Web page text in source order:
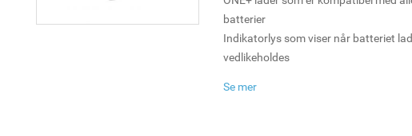
batterier
Indikatorlys som viser når batteriet
vedlikeholdes
voltstyrke og temperatur under lading
Se mer